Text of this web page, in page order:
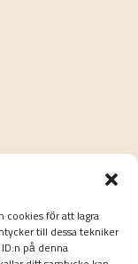
cookies för att lagra
till dessa tekniker
på denna